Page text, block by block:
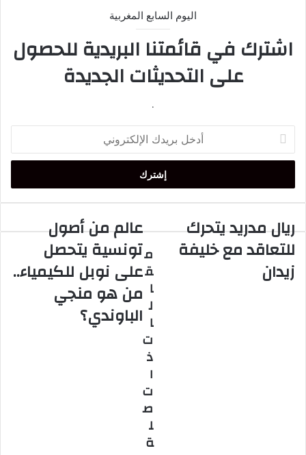
اليوم السابع المغربية
اشترك في قائمتنا البريدية للحصول
على التحديثات الجديدة
.
بريدك
الإلكتروني
ريال
مدريد
يتحرك
للتعاقد
مع
ريال مدريد يتحرك
للتعاقد مع خليفة
زيدان
عالم
أصول
تونسية
يتحصل
على
نوبل
للكيمياء..
من
عالم من أصول
تونسية يتحصل
على نوبل للكيمياء..
من هو منجي
الباوندي؟
م
ق
ا
ل
ا
ت
ذ
ا
ت
ص
ل
ة